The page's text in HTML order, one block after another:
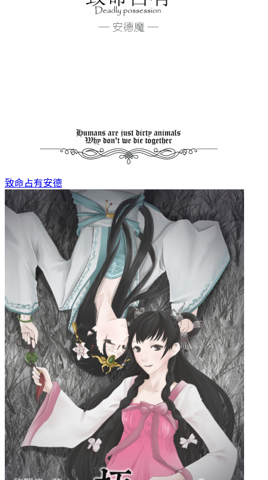
致命占有安德